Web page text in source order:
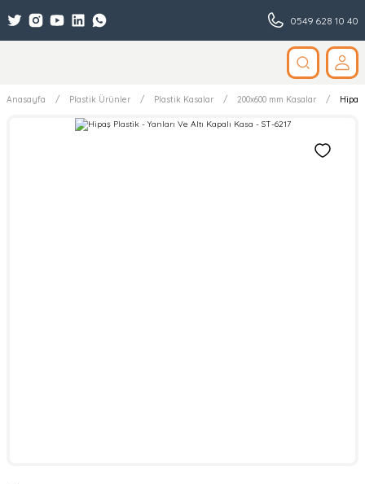
0549 628 10 40
Anasayfa Plastik Ürünler Plastik Kasalar 200x600 mm Kasalar Hipaş